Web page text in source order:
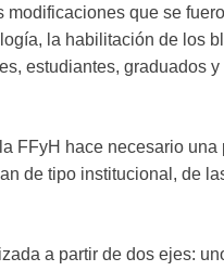
modificaciones que se
la habilitación de los
estudiantes, graduados y
FFyH hace necesario
de tipo institucional, de
a partir de dos ejes: